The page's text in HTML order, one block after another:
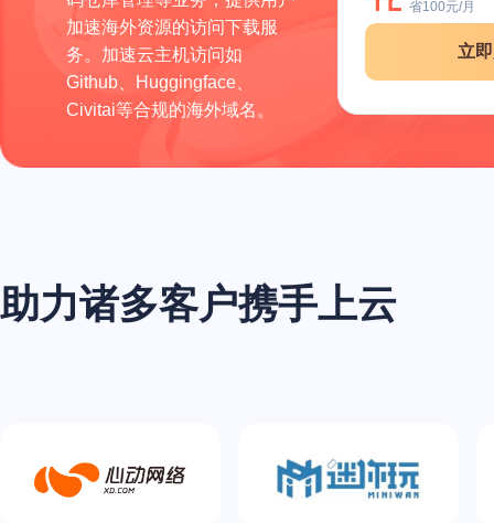
加速海外资源的访问下载服
务。加速云主机访问如
Github、Huggingface、
Civitai等合规的海外域名。
省100元/月
立
助力诸多客户携手上云